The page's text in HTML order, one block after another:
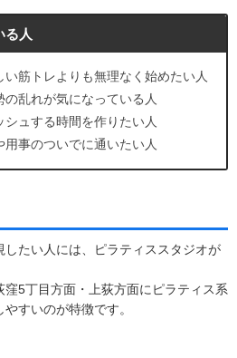
る人
筋トレよりも無理なく始めたい人
の乱れが気になっている人
ュする時間を作りたい人
事のついでに通いたい人
たい人には、ピラティススタジオが
5丁目方面・上荻方面にピラティス系
すいのが特徴です。